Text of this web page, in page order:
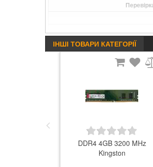
ІНШІ ТОВАРИ КАТЕГОРІЇ
DDR4 4GB 3200 MHz
Kingston